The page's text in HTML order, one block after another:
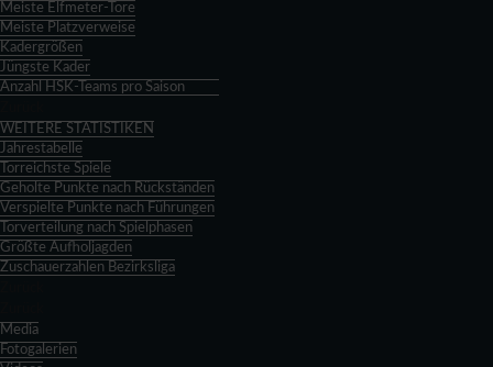
Meiste Elfmeter-Tore
Meiste Platzverweise
Kadergrößen
Jüngste Kader
Anzahl HSK-Teams pro Saison
WEITERE STATISTIKEN
Jahrestabelle
Torreichste Spiele
Geholte Punkte nach Rückständen
Verspielte Punkte nach Führungen
Torverteilung nach Spielphasen
Größte Aufholjagden
Zuschauerzahlen Bezirksliga
Media
Fotogalerien